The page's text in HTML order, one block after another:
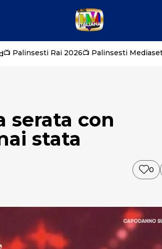
📺 Palinsesti Rai 2026📺 Palinsesti
serata con
stata
0